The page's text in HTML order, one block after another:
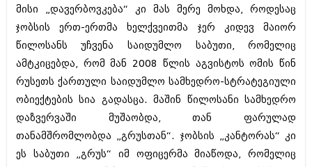
მისი „დავერბოვკება“ კი მას მერე მოხდა, როდესაც
ჯობსის ერთ-ერთმა ხელქვეითმა ჯერ კიდევ მაიორ
წილოსანს უჩვენა საიდუმლო საბუთი, რომელიც
ამტკიცებდა, რომ მან 2008 წლის აგვისტოს ომის წინ
რუსეთს ქართული საიდუმლო სამხედრო-სტრატეგიული
ობიექტების სია გადასცა. მაშინ წილოსანი სამხედრო
დაზვერვაში მუშაობდა, თან ფარულად
თანამშრომლობდა „გრუსთან“. ჯობსის „კანტორას“ კი
ეს საბუთი „გრუს“ იმ ოფიცერმა მიაწოდა, რომელიც